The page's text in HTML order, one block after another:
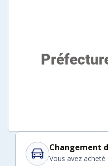
Changement
Vous avez